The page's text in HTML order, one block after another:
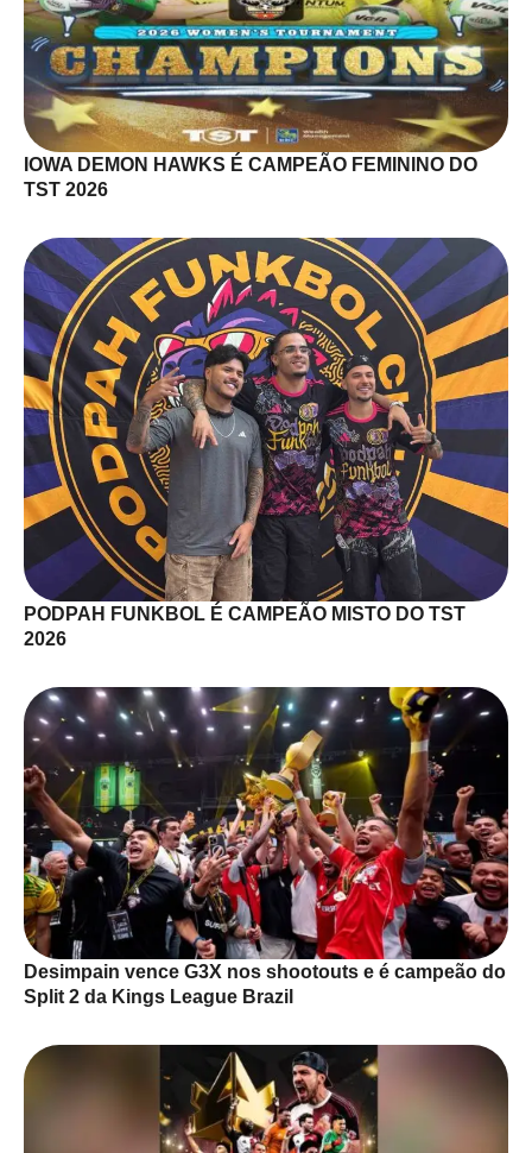
IOWA DEMON HAWKS É CAMPEÃO FEMININO DO
TST 2026
PODPAH FUNKBOL É CAMPEÃO MISTO DO TST
2026
Desimpain vence G3X nos shootouts e é campeão do
Split 2 da Kings League Brazil